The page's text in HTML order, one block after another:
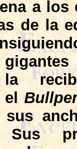
a
de la
sus
Sus